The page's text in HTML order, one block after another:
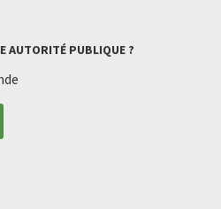
AUTORITÉ PUBLIQUE ?